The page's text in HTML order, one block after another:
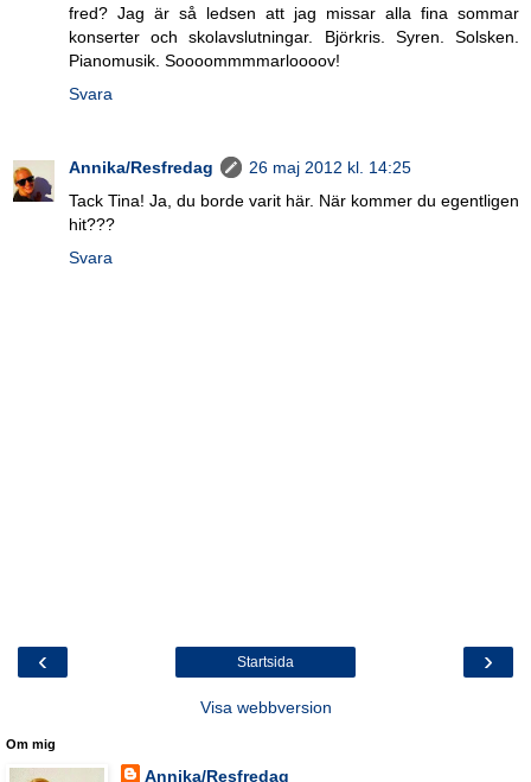
fred? Jag är så ledsen att jag missar alla fina sommar
konserter och skolavslutningar. Björkris. Syren. Solsken.
Pianomusik. Soooommmmarloooov!
Svara
Annika/Resfredag
26 maj 2012 kl. 14:25
Tack Tina! Ja, du borde varit här. När kommer du egentligen
hit???
Svara
‹ ›
Startsida
Visa webbversion
Om mig
Annika/Resfredag